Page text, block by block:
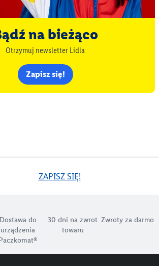
na bieżąco
Otrzymuj newsletter Lidla
Zapisz się!
ZAPISZ SIĘ!
Dostawa do
urządzenia
30 dni na zwrot
towaru
Zwroty za darmo